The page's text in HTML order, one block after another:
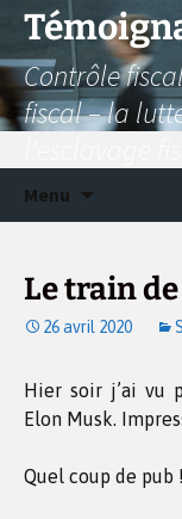
Aller
contenu
Contrôle
fiscal – la
Menu
Le train
26 avril 2020
Hier soir j’ai vu
Elon Musk.
Quel coup de pub